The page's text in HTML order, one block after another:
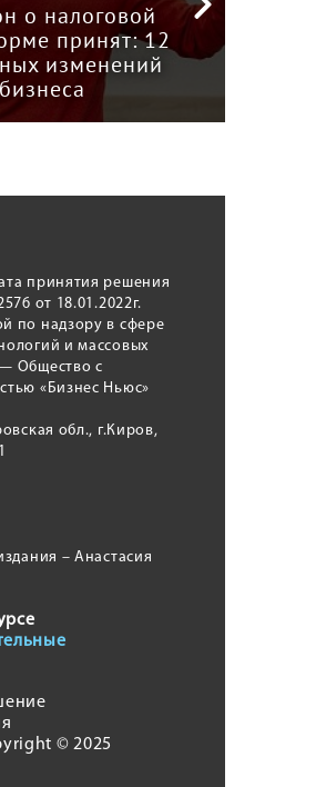
о налоговой
принят: 12
изменений
принятия решения
от 18.01.2022г.
по надзору в сфере
и массовых
Общество с
«Бизнес Ньюс»
обл., г.Киров,
– Анастасия
© 2025